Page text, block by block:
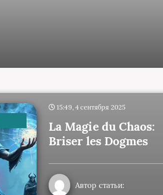
15:49, 4 сентября 2025
La Magie du Chaos:
Briser les Dogmes
Автор статьи: